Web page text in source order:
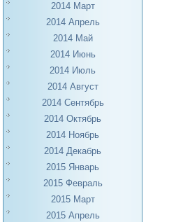
2014 Март
2014 Апрель
2014 Май
2014 Июнь
2014 Июль
2014 Август
2014 Сентябрь
2014 Октябрь
2014 Ноябрь
2014 Декабрь
2015 Январь
2015 Февраль
2015 Март
2015 Апрель